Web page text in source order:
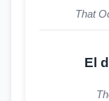
That
El